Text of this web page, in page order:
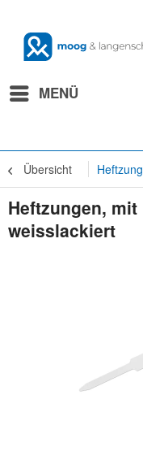
MENÜ
Übersicht
Heftzungen,
weisslackiert